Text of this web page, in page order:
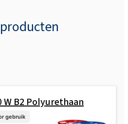
B2 Polyurethaan
gebruik